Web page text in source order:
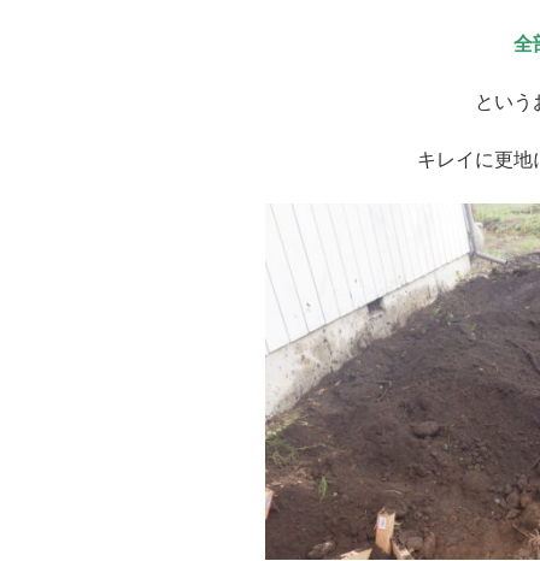
全
という
キレイに更地